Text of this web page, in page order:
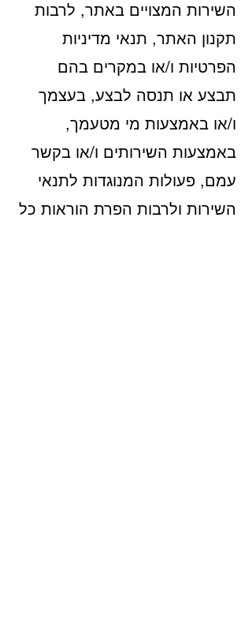
השירות המצויים באתר, לרבות
תקנון האתר, תנאי מדיניות
הפרטיות ו/או במקרים בהם
תבצע או תנסה לבצע, בעצמך
ו/או באמצעות מי מטעמך,
באמצעות השירותים ו/או בקשר
עמם, פעולות המנוגדות לתנאי
השירות ולרבות הפרת הוראות כל